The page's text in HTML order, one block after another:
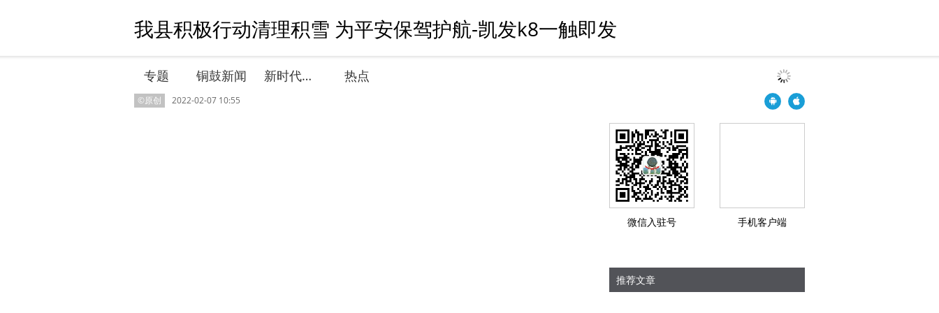
我县积极行动清理积雪 为平安保驾护航-凯发k8一触即发
专题 铜鼓新闻 新时代文明实践 热点
©原创 2022-02-07 10:55
微信入驻号 手机客户端
推荐文章